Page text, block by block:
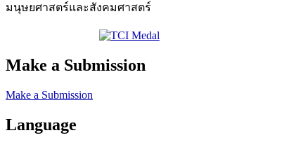
มนุษยศาสตร์และสังคมศาสตร์
Make a Submission
Make a Submission
Language